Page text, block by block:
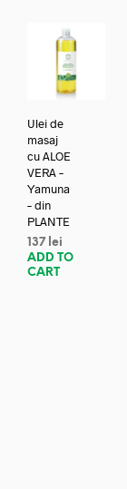
Ulei de
masaj
cu ALOE
VERA –
Yamuna
– din
PLANTE
137 lei
ADD TO
CART